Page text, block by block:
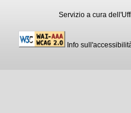
Servizio a cura
Info